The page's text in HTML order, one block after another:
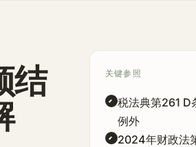
关键参照
税法典第261 D
例外
2024年财政法
结